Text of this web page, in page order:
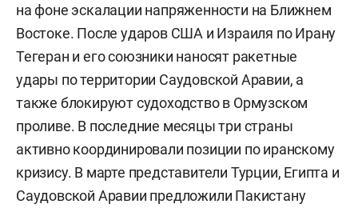
на фоне эскалации напряженности на Ближнем
Востоке. После ударов США и Израиля по Ирану
Тегеран и его союзники наносят ракетные
удары по территории Саудовской Аравии, а
также блокируют судоходство в Ормузском
проливе. В последние месяцы три страны
активно координировали позиции по иранскому
кризису. В марте представители Турции, Египта и
Саудовской Аравии предложили Пакистану